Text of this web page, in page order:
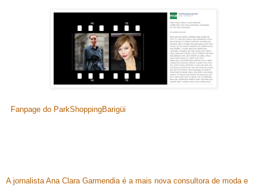
Fanpage do ParkShoppingBarigüi
A jornalista Ana Clara Garmendia é a mais nova consultora de moda e